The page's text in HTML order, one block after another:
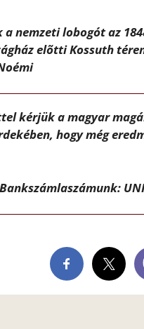
nemzeti lobogót az
elõtti Kossuth
kérjük a magyar
hogy még
Bankszámlaszámunk: